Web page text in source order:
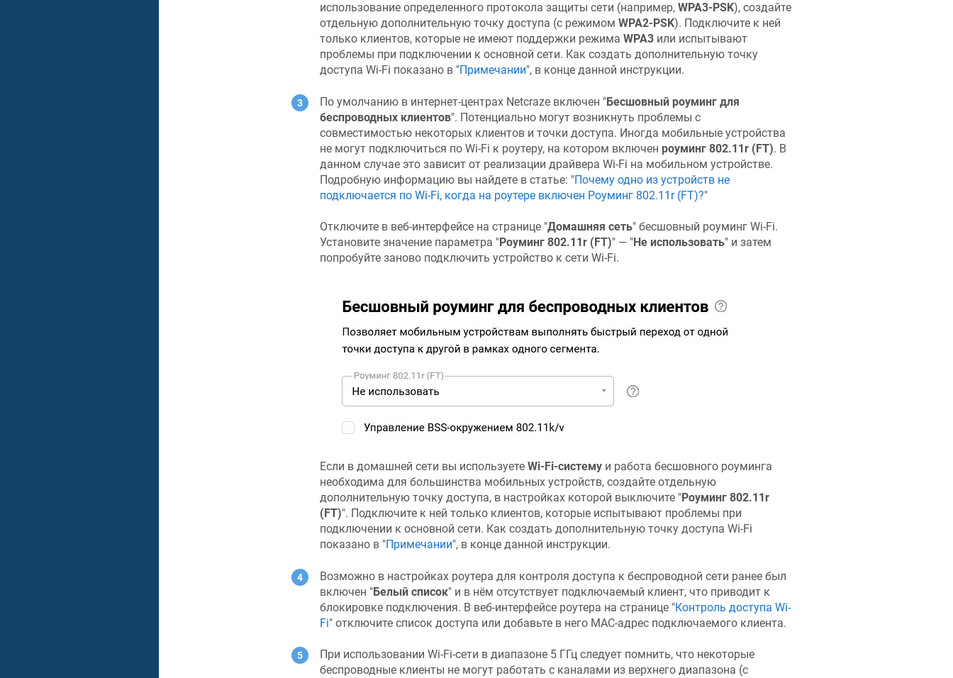
использование определенного протокола защиты сети (например, WPA3-PSK), cоздайте
отдельную дополнительную точку доступа (с режимом WPA2-PSK). Подключите к ней
только клиентов, которые не имеют поддержки режима WPA3или испытывают
проблемы при подключении к основной сети. Как создать дополнительную точку
доступа Wi-Fi показано в "Примечании", в конце данной инструкции.
По умолчанию в интернет-центрах Netcrazeвключен "Бесшовный роуминг для
беспроводных клиентов". Потенциально могут возникнуть проблемы с
совместимостью некоторых клиентов и точки доступа. Иногда мобильные устройства
не могут подключиться по Wi-Fi к роутеру, на котором включен роуминг 802.11r (FT). В
данном случае это зависит от реализации драйвера Wi-Fi на мобильном устройстве.
Подробную информацию вы найдете в статье: "Почему одно из устройств не
подключается по Wi-Fi, когда на роутере включен Роуминг 802.11r (FT)?"
Отключите в веб-интерфейсе на странице "Домашняя сеть" бесшовный роуминг Wi-Fi.
Установите значение параметра "Роуминг 802.11r (FT)" — "Не использовать" и затем
попробуйте заново подключить устройство к сети Wi-Fi.
Если в домашней сети вы используете Wi-Fi-системуи работа бесшовного роуминга
необходима для большинства мобильных устройств, cоздайте отдельную
дополнительную точку доступа, в настройках которой выключите "Роуминг 802.11r
(FT)". Подключите к ней только клиентов, которые испытывают проблемы при
подключении к основной сети. Как создать дополнительную точку доступа Wi-Fi
показано в "Примечании", в конце данной инструкции.
Возможно в настройках роутера для контроля доступа к беспроводной сети ранее был
включен "Белый список" и в нём отсутствует подключаемый клиент, что приводит к
блокировке подключения. В веб-интерфейсе роутера на странице "Контроль доступа Wi-
Fi" отключите список доступа или добавьте в него MAC-адрес подключаемого клиента.
При использовании Wi-Fi-сети в диапазоне 5 ГГц следует помнить, что некоторые
беспроводные клиенты не могут работать с каналами из верхнего диапазона (с